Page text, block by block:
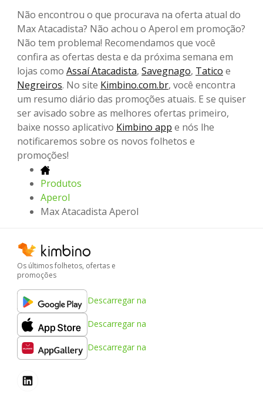
Não encontrou o que procurava na oferta atual do
Max Atacadista? Não achou o Aperol em promoção?
Não tem problema! Recomendamos que você
confira as ofertas desta e da próxima semana em
lojas como Assaí Atacadista, Savegnago, Tatico e
Negreiros. No site Kimbino.com.br, você encontra
um resumo diário das promoções atuais. E se quiser
ser avisado sobre as melhores ofertas primeiro,
baixe nosso aplicativo Kimbino app e nós lhe
notificaremos sobre os novos folhetos e
promoções!
Produtos
Aperol
Max Atacadista Aperol
Os últimos folhetos, ofertas e
promoções
Descarregar na
Descarregar na
Descarregar na